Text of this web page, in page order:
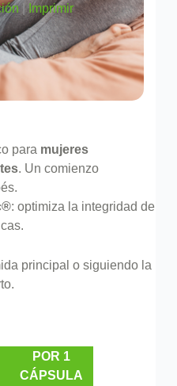
para mujeres
. Un comienzo
: optimiza la integridad de
principal o siguiendo la
POR 1
CÁPSULA
|Imprimir